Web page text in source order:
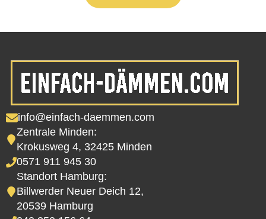
info@einfach-daemmen.com
Zentrale Minden:
Krokusweg 4, 32425 Minden
0571 911 945 30
Standort Hamburg:
Billwerder Neuer Deich 12,
20539 Hamburg